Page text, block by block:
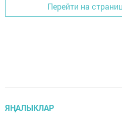
Перейти на
ЯҢАЛЫКЛАР